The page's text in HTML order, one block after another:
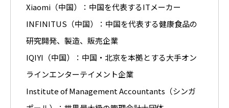
Xiaomi（中国）：中国を代表するITメーカー
INFINITUS（中国）：中国を代表する健康食品の
研究開発、製造、販売企業
IQIYI（中国）：中国・北京を本拠とする大手オン
ラインエンターテイメント企業
Institute of Management Accountants（シンガ